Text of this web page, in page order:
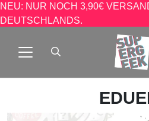
NEU: NUR NOCH 3,90€
DEUTSCHLANDS.